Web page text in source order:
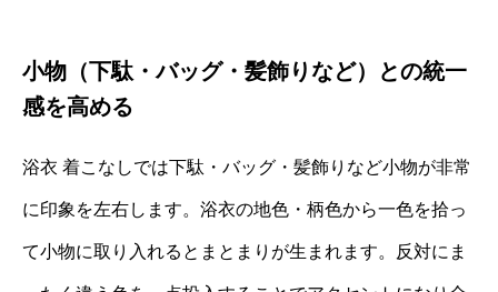
小物（下駄・バッグ・髪飾りなど）との統一
感を高める
浴衣 着こなしでは下駄・バッグ・髪飾りなど小物が非常
に印象を左右します。浴衣の地色・柄色から一色を拾っ
て小物に取り入れるとまとまりが生まれます。反対にま